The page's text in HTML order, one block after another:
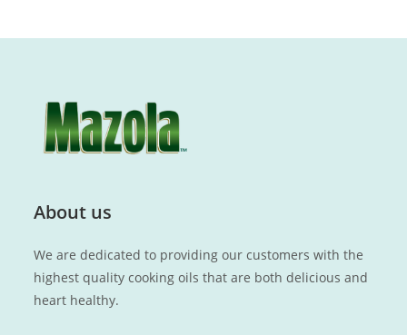
About us
We are dedicated to providing our customers with the
highest quality cooking oils that are both delicious and
heart healthy.